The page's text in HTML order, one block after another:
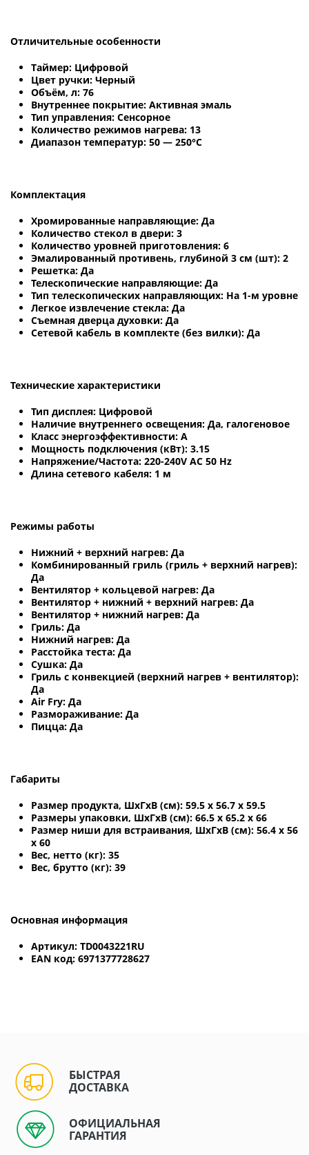
Отличительные особенности
Таймер: Цифровой
Цвет ручки: Черный
Объём, л: 76
Внутреннее покрытие: Активная эмаль
Тип управления: Сенсорное
Количество режимов нагрева: 13
Диапазон температур: 50 — 250°C
Комплектация
Хромированные направляющие: Да
Количество стекол в двери: 3
Количество уровней приготовления: 6
Эмалированный противень, глубиной 3 см (шт): 2
Решетка: Да
Телескопические направляющие: Да
Тип телескопических направляющих: На 1-м уровне
Легкое извлечение стекла: Да
Съемная дверца духовки: Да
Сетевой кабель в комплекте (без вилки): Да
Технические характеристики
Тип дисплея: Цифровой
Наличие внутреннего освещения: Да, галогеновое
Класс энергоэффективности: A
Мощность подключения (кВт): 3.15
Напряжение/Частота: 220-240V AC 50 Hz
Длина сетевого кабеля: 1 м
Режимы работы
Нижний + верхний нагрев: Да
Комбинированный гриль (гриль + верхний нагрев):
Да
Вентилятор + кольцевой нагрев: Да
Вентилятор + нижний + верхний нагрев: Да
Вентилятор + нижний нагрев: Да
Гриль: Да
Нижний нагрев: Да
Расстойка теста: Да
Сушка: Да
Гриль с конвекцией (верхний нагрев + вентилятор):
Да
Air Fry: Да
Размораживание: Да
Пицца: Да
Габариты
Размер продукта, ШхГхВ (см): 59.5 x 56.7 x 59.5
Размеры упаковки, ШхГхВ (см): 66.5 x 65.2 x 66
Размер ниши для встраивания, ШхГхВ (см): 56.4 х 56
х 60
Вес, нетто (кг): 35
Вес, брутто (кг): 39
Основная информация
Артикул: TD0043221RU
EAN код: 6971377728627
БЫСТРАЯ
ДОСТАВКА
ОФИЦИАЛЬНАЯ
ГАРАНТИЯ